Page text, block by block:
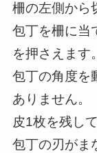
柵の左側から
包丁を柵に当
を押さえます。
包丁の角度を
ありません。
皮1枚を残し
包丁の刃がま